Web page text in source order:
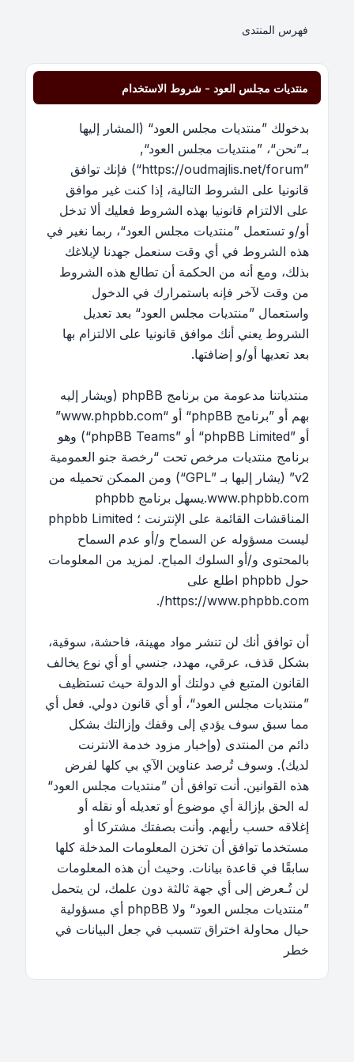
فهرس المنتدى
منتديات مجلس العود - شروط الاستخدام
بدخولك ”منتديات مجلس العود“ (المشار إليها
بـ”نحن“، ”منتديات مجلس العود“,
”https://oudmajlis.net/forum“) فإنك توافق
قانونيا على الشروط التالية، إذا كنت غير موافق
على الالتزام قانونيا بهذه الشروط فعليك ألا تدخل
أو/و تستعمل ”منتديات مجلس العود“، ربما نغير في
هذه الشروط في أي وقت سنعمل جهدنا لإبلاغك
بذلك، ومع أنه من الحكمة أن تطالع هذه الشروط
من وقت لآخر فإنه باستمرارك في الدخول
واستعمال ”منتديات مجلس العود“ بعد تعديل
الشروط يعني أنك موافق قانونيا على الالتزام بها
بعد تعديها أو/و إضافتها.
منتدياتنا مدعومة من برنامج phpBB (ويشار إليه
بهم أو ”برنامج phpBB“ أو “www.phpbb.com”
أو ”phpBB Limited“ أو ”phpBB Teams“) وهو
برنامج منتديات مرخص تحت “رخصة جنو العمومية
v2” (يشار إليها بـ ”GPL“) ومن الممكن تحميله من
www.phpbb.com
.يسهل برنامج phpbb
المناقشات القائمة على الإنترنت ؛ phpbb Limited
ليست مسؤوله عن السماح و/أو عدم السماح
بالمحتوى و/أو السلوك المباح. لمزيد من المعلومات
حول phpbb اطلع على
https://www.phpbb.com/
.
أن توافق أنك لن تنشر مواد مهينة، فاحشة، سوقية،
بشكل قذف، عرقي، مهدد، جنسي أو أي نوع يخالف
القانون المتبع في دولتك أو الدولة حيث تستظيف
”منتديات مجلس العود“، أو أي قانون دولي. فعل أي
مما سبق سوف يؤدي إلى وقفك وإزالتك بشكل
دائم من المنتدى (وإخبار مزود خدمة الانترنت
لديك). وسوف تُرصد عناوين الآي بي كلها لفرض
هذه القوانين. أنت توافق أن ”منتديات مجلس العود“
له الحق بإزالة أي موضوع أو تعديله أو نقله أو
إغلاقه حسب رأيهم. وأنت بصفتك مشتركا أو
مستخدما توافق أن تخزن المعلومات المدخلة كلها
سابقًا في قاعدة بيانات. وحيث أن هذه المعلومات
لن تُـعرض إلى أي جهة ثالثة دون علمك، لن يتحمل
”منتديات مجلس العود“ ولا phpBB أي مسؤولية
حيال محاولة اختراق تتسبب في جعل البيانات في
خطر